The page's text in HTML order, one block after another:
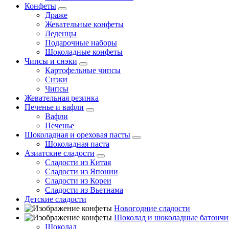
Конфеты
Драже
Жевательные конфеты
Леденцы
Подарочные наборы
Шоколадные конфеты
Чипсы и снэки
Картофельные чипсы
Снэки
Чипсы
Жевательная резинка
Печенье и вафли
Вафли
Печенье
Шоколадная и ореховая пасты
Шоколадная паста
Азиатские сладости
Сладости из Китая
Сладости из Японии
Сладости из Кореи
Сладости из Вьетнама
Детские сладости
Новогодние сладости
Шоколад и шоколадные
Шоколад